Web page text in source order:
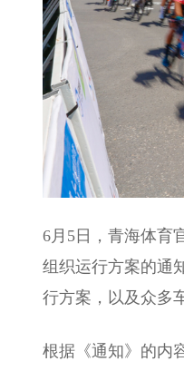
6月5日，青海体育
组织运行方案的通
行方案，以及众多
根据《通知》的内